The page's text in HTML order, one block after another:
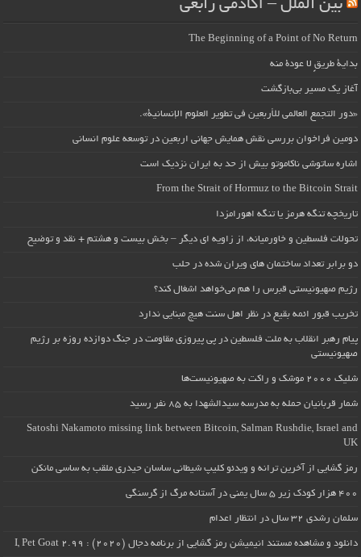
بین الملل – آکادمی رابعی
The Beginning of a Point of No Return
بداية طريقٍ لا عودة منه
آغاز یک مسیر بی‌بازگشت
«دور التجمع العالمي للأربعين في تطوير العلوم الإنسانية».
دومین فراخوان بررسی نقش همایش جهانی اربعین در توسعه علوم انسانی
اشاره ساتوشی ناکاموتو بیش از حد به ایران نزدیک است
From the Strait of Hormuz to the Bitcoin Strait
تاریخچه تنگه هرمز یا تنگه اهورامزدا
تحولات فلسطین و خاورمیانه، از زاویه ای دیگر – بخش بیست و هشتم + نقد و توضیح
دو برابر تعداد ساختمان های ویران شده در حلب
رژیم صهیونیستی قبرس را هم می‌خواهد اشغال کند؟
تخریب قبور ائمه بقیع در نظر اهل سنت هیچ مبنایی ندارد
پیام رهبر انقلاب به ملت فلسطین در پی پیروزی مقاومت در جنگ دوازده روزه بر رژیم
صهیونیستی
شلیک ۲۰۰۰ موشک و راکت به صهیونیست‌ها
شمار قربانیان حمله به مدرسه سیدالشهدا به ۸۵ نفر رسید
Satoshi Nakamoto missing link between Bitcoin, Salman Rushdie, Israel and
UK
رمز گشایی از آخرین ترانه و ویدئو کلیپ شیطانی ساسان حیدری ملقب به ساسی مانکن
۴۰۰ هزار کودک زیر ۵ سال یمنی در آستانه مرگ از گرسنگی
سلمان رشدی ۳۲ سال در انتظار اعدام
دانلود و مشاهده مستند انیمیشن رمز گشایی از برنامه دجال (۲۰۲۰) : I, Pet Goat 2.99